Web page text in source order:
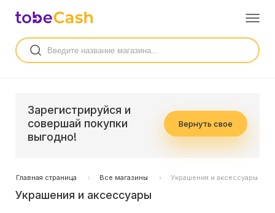
Зарегистрируйся и
совершай покупки
выгодно!
Вернуть свое
Главная страница Все магазины Украшения и аксессуары
Украшения и аксессуары